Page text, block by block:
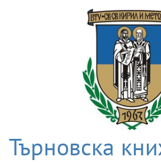
Търновска